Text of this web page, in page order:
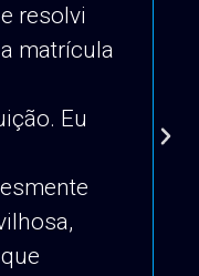
resolvi
matrícula
Eu